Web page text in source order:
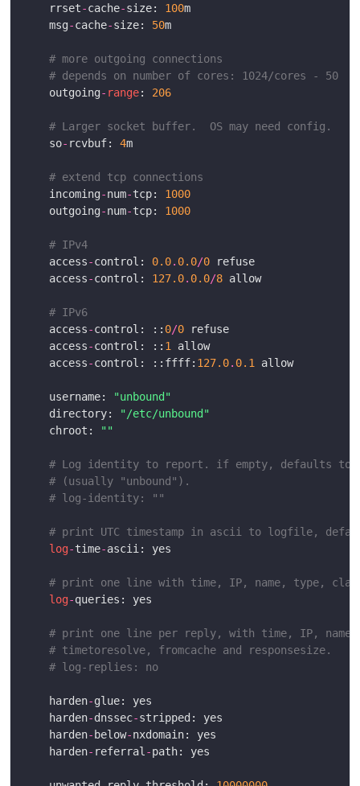
	rrset
-cache-size: 100
	msg
-cache-size: 50
# more outgoing connections
# depends on number of cores: 1024/cores - 50
	outgoing
- range: 206
# Larger socket buffer.  OS may need config.
	so
- rcvbuf: 4
# extend tcp connections
	incoming
-num-tcp: 1000
	outgoing
-num-tcp: 1000
# IPv4
	access
-control: 0.0. 0.0/0
	access
-control: 127.0. 0.0/8
# IPv6
	access
-control: :: 0/0
	access
-control: :: 1
	access
-control: ::ffff: 127.0. 0.1
	username:
"unbound"
	directory:
"/etc/unbound"
	chroot:
""
# Log identity to report. if empty, defaults to
# (usually "unbound").
# log-identity: ""
# print UTC timestamp in ascii to logfile,
log-time-
# print one line with time, IP, name, type,
log-
# print one line per reply, with time, IP,
# timetoresolve, fromcache and responsesize.
# log-replies: no
	harden
-
	harden
-dnssec-
	harden
- below-
	harden
- referral-